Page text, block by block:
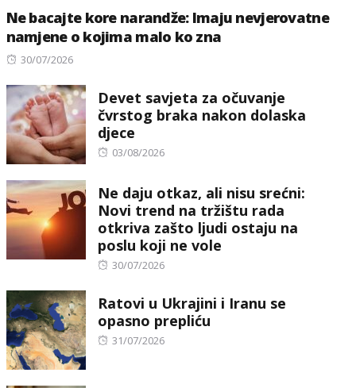
Ne bacajte kore narandže: Imaju nevjerovatne
namjene o kojima malo ko zna
Posted
30/07/2026
Devet savjeta za očuvanje
čvrstog braka nakon dolaska
djece
Posted
03/08/2026
Ne daju otkaz, ali nisu srećni:
Novi trend na tržištu rada
otkriva zašto ljudi ostaju na
poslu koji ne vole
Posted
30/07/2026
Ratovi u Ukrajini i Iranu se
opasno prepliću
Posted
31/07/2026